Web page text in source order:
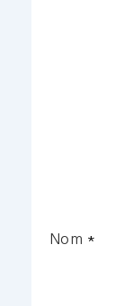
Nom *